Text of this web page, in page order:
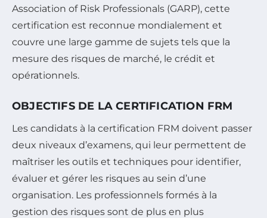
Association of Risk Professionals (GARP), cette
certification est reconnue mondialement et
couvre une large gamme de sujets tels que la
mesure des risques de marché, le crédit et
opérationnels.
OBJECTIFS DE LA CERTIFICATION FRM
Les candidats à la certification FRM doivent passer
deux niveaux d’examens, qui leur permettent de
maîtriser les outils et techniques pour identifier,
évaluer et gérer les risques au sein d’une
organisation. Les professionnels formés à la
gestion des risques sont de plus en plus